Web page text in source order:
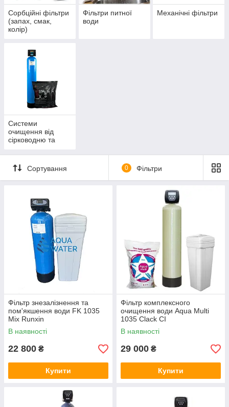
Сорбційні фільтри
(запах, смак,
колір)
Фільтри питної
води
Механічні фільтри
Системи
очищення від
сірководню та
Сортування 0 Фільтри
Фільтр знезалізнення та
пом'якшення води FK 1035
Mix Runxin
В наявності
22 800 ₴
Купити
Фільтр комплексного
очищення води Aqua Multi
1035 Clack CI
В наявності
29 000 ₴
Купити